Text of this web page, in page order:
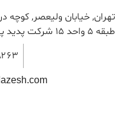
طبقه ۵ واحد ۱۵ شرکت پدید پردازش پایدار